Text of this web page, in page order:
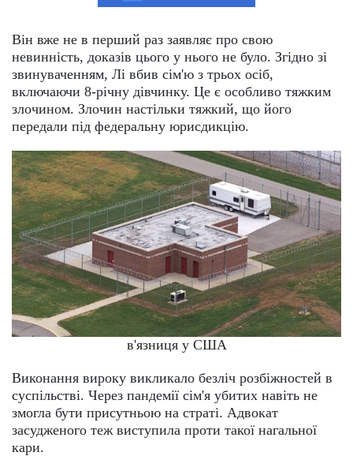
Він вже не в перший раз заявляє про свою
невинність, доказів цього у нього не було. Згідно зі
звинуваченням, Лі вбив сім'ю з трьох осіб,
включаючи 8-річну дівчинку. Це є особливо тяжким
злочином. Злочин настільки тяжкий, що його
передали під федеральну юрисдикцію.
в'язниця у США
Виконання вироку викликало безліч розбіжностей в
суспільстві. Через пандемії сім'я убитих навіть не
змогла бути присутньою на страті. Адвокат
засудженого теж виступила проти такої нагальної
кари.